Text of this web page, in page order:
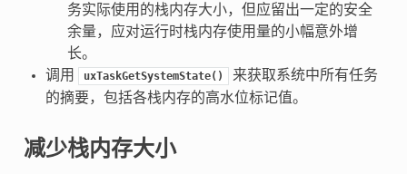
务实际使用的栈内存大小，但应留出一定的安全
余量，应对运行时栈内存使用量的小幅意外增
长。
调用
uxTaskGetSystemState()
来获取系统中所有任务
的摘要，包括各栈内存的高水位标记值。
减少栈内存大小